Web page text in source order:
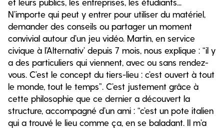
N’importe qui peut y entrer pour utiliser du matériel,
demander des conseils ou partager un moment
convivial autour d’un jeu vidéo. Martin, en service
civique à l’Alternativ’ depuis 7 mois, nous explique : “il y
a des particuliers qui viennent, avec ou sans rendez-
vous. C’est le concept du tiers-lieu : c’est ouvert à tout
le monde, tout le temps”. C’est justement grâce à
cette philosophie que ce dernier a découvert la
structure, accompagné d’un ami : “c’est un pote italien
qui a trouvé le lieu comme ça, en se baladant. Il m’a